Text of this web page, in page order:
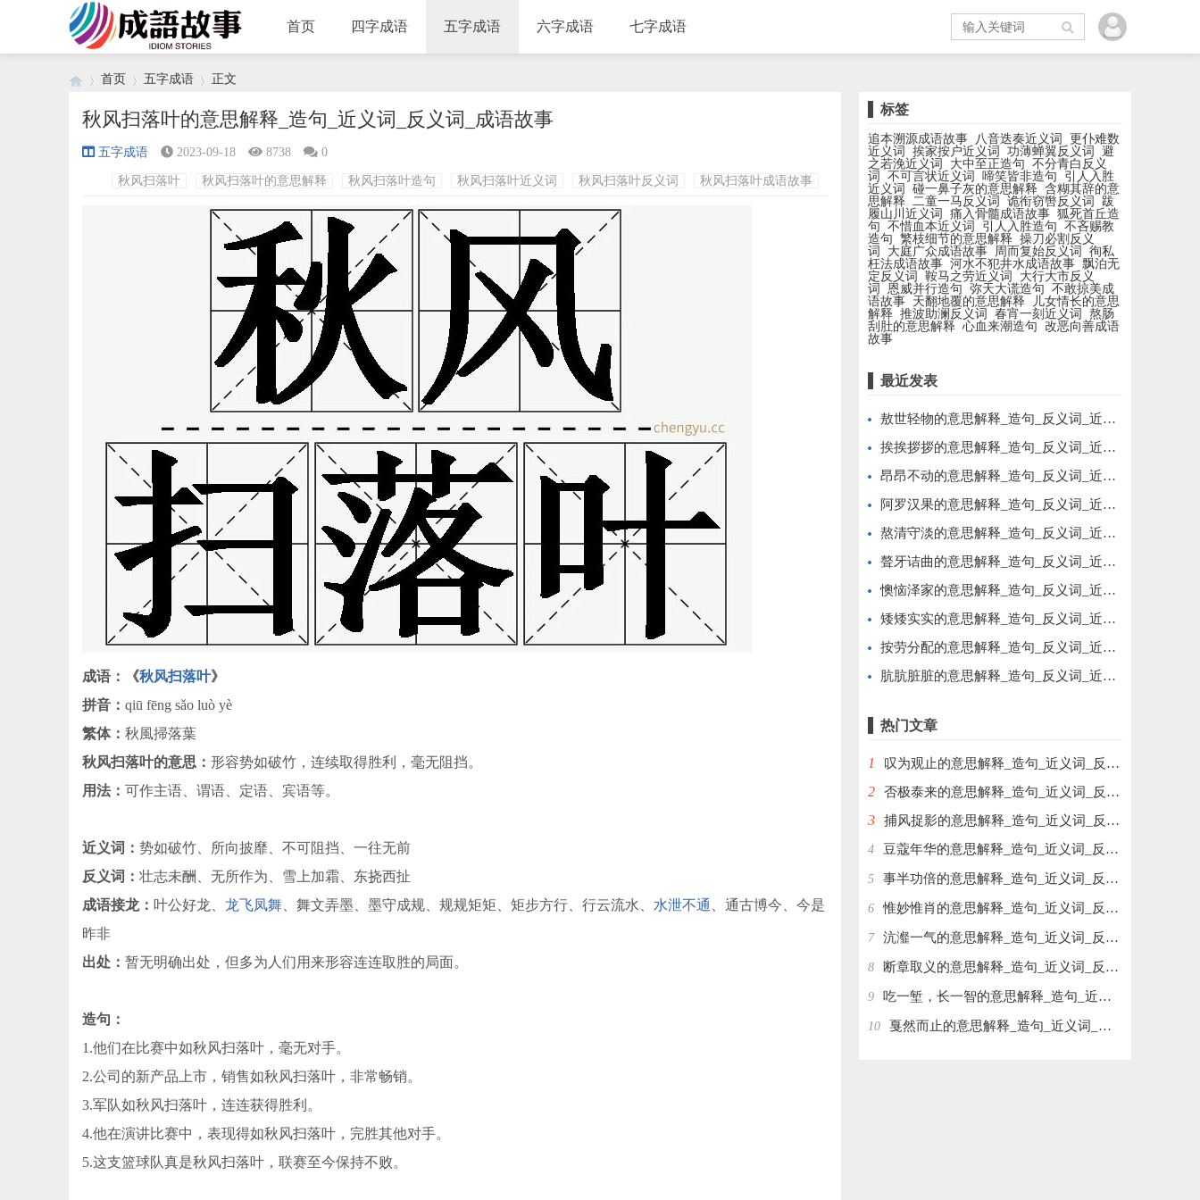
首页 四字成语 五字成语 六字成语 七字成语
›
首页
›
五字成语
›
正文
秋风扫落叶的意思解释_造句_近义词_反义词_成语故事
五字成语 2023-09-18 8738 0
秋风扫落叶 秋风扫落叶的意思解释 秋风扫落叶造句 秋风扫落叶近义词 秋风扫落叶反义词 秋风扫落叶成语故事
成语：《秋风扫落叶》
拼音： qiū fēng sǎo luò yè
繁体： 秋風掃落葉
秋风扫落叶的意思： 形容势如破竹，连续取得胜利，毫无阻挡。
用法： 可作主语、谓语、定语、宾语等。
近义词： 势如破竹、所向披靡、不可阻挡、一往无前
反义词： 壮志未酬、无所作为、雪上加霜、东挠西扯
成语接龙： 叶公好龙、 龙飞凤舞 、舞文弄墨、墨守成规、规规矩矩、矩步方行、行云流水、 水泄不通
、通古博今、今是
昨非
出处： 暂无明确出处，但多为人们用来形容连连取胜的局面。
造句：
1.他们在比赛中如秋风扫落叶，毫无对手。
2.公司的新产品上市，销售如秋风扫落叶，非常畅销。
3.军队如秋风扫落叶，连连获得胜利。
4.他在演讲比赛中，表现得如秋风扫落叶，完胜其他对手。
5.这支篮球队真是秋风扫落叶，联赛至今保持不败。
标签
追本溯源成语故事 八音迭奏近义词
更仆难数
近义词
挨家按户近义词 功薄蝉翼反义词
避
之若浼近义词
大中至正造句 不分青白反义
词
不可言状近义词 啼笑皆非造句
引人入胜
近义词
碰一鼻子灰的意思解释 含糊其辞的意
思解释 二童一马反义词 诡衔窃辔反义词
跋
履山川近义词
痛入骨髓成语故事 狐死首丘造
句 不惜血本近义词 引人入胜造句 不吝赐教
造句 繁枝细节的意思解释 操刀必割反义
词
大庭广众成语故事 周而复始反义词
徇私
枉法成语故事 河水不犯井水成语故事 飘泊无
定反义词
鞍马之劳近义词
大行大市反义
词
恩威并行造句 弥天大谎造句 不敢掠美成
语故事 天翻地覆的意思解释
儿女情长的意思
解释 推波助澜反义词 春宵一刻近义词
熬肠
刮肚的意思解释 心血来潮造句 改恶向善成语
故事
最近发表
敖世轻物的意思解释_造句_反义词_近义词_成语故事
挨挨拶拶的意思解释_造句_反义词_近义词_成语故事
昂昂不动的意思解释_造句_反义词_近义词_成语故事
阿罗汉果的意思解释_造句_反义词_近义词_成语故事
熬清守淡的意思解释_造句_反义词_近义词_成语故事
聱牙诘曲的意思解释_造句_反义词_近义词_成语故事
懊恼泽家的意思解释_造句_反义词_近义词_成语故事
矮矮实实的意思解释_造句_反义词_近义词_成语故事
按劳分配的意思解释_造句_反义词_近义词_成语故事
肮肮脏脏的意思解释_造句_反义词_近义词_成语故事
热门文章
1 叹为观止的意思解释_造句_近义词_反义词_成语故事
2 否极泰来的意思解释_造句_近义词_反义词_成语故事
3 捕风捉影的意思解释_造句_近义词_反义词_成语故事
4 豆蔻年华的意思解释_造句_近义词_反义词_成语故事
5 事半功倍的意思解释_造句_近义词_反义词_成语故事
6 惟妙惟肖的意思解释_造句_近义词_反义词_成语故事
7 沆瀣一气的意思解释_造句_近义词_反义词_成语故事
8 断章取义的意思解释_造句_近义词_反义词_成语故事
9 吃一堑，长一智的意思解释_造句_近义词_反义词_成语故事
10 戛然而止的意思解释_造句_近义词_反义词_成语故事